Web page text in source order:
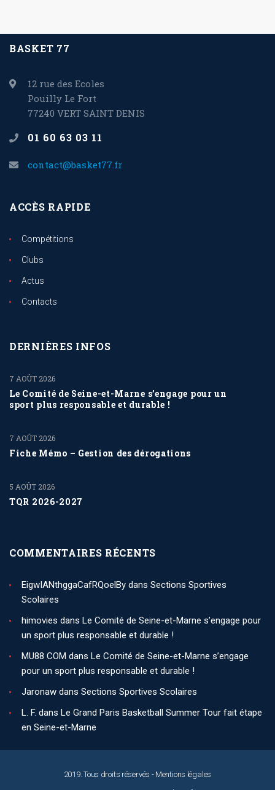
BASKET 77
12 rue des Ecoles
Pouilly Le Fort
77240 VERT SAINT DENIS
01 60 63 03 11
contact@basket77.fr
ACCÈS RAPIDE
Compétitions
Clubs
Actus
Contacts
DERNIÈRES INFOS
Le Comité de Seine-et-Marne s’engage pour un
sport plus responsable et durable !
7 AOÛT 2026
Fiche Mémo – Gestion des dérogations
7 AOÛT 2026
TQR 2026-2027
5 AOÛT 2026
COMMENTAIRES RÉCENTS
EigwIANthggaCafRQoelBy dans Sections Sportives
Scolaires
himovies dans Le Comité de Seine-et-Marne s’engage pour
un sport plus responsable et durable !
MU88 COM dans Le Comité de Seine-et-Marne s’engage
pour un sport plus responsable et durable !
Jaronaw dans Sections Sportives Scolaires
L. F. dans Le Grand Paris Basketball Summer Tour fait étape
en Seine-et-Marne
2019. Tous droits réservés - Mentions légales